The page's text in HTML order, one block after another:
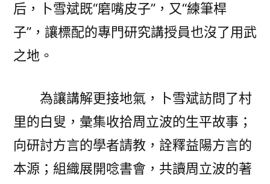
后，卜雪斌既“磨嘴皮子”，又“練筆桿
子”，讓標配的專門研究講授員也沒了用武
之地。
為讓講解更接地氣，卜雪斌訪問了村
里的白叟，彙集收拾周立波的生平故事；
向研討方言的學者請教，詮釋益陽方言的
本源；組織展開唸書會，共讀周立波的著